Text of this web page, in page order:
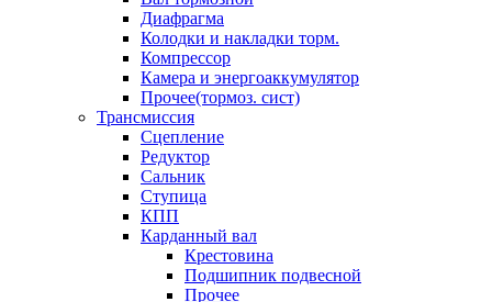
Диафрагма
Колодки и накладки торм.
Компрессор
Камера и энергоаккумулятор
Прочее(тормоз. сист)
Трансмиссия
Сцепление
Редуктор
Сальник
Ступица
КПП
Карданный вал
Крестовина
Подшипник подвесной
Прочее